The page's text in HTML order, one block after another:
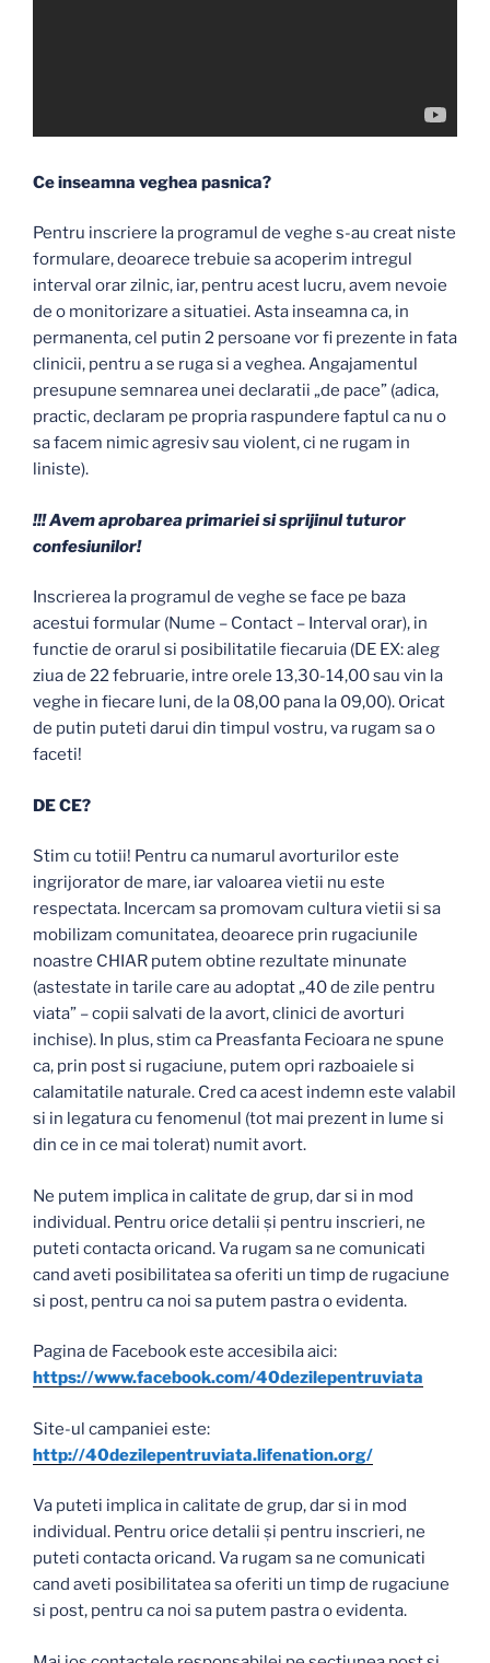
Ce inseamna veghea pasnica?
Pentru inscriere la programul de veghe s-au creat niste
formulare, deoarece trebuie sa acoperim intregul
interval orar zilnic, iar, pentru acest lucru, avem nevoie
de o monitorizare a situatiei. Asta inseamna ca, in
permanenta, cel putin 2 persoane vor fi prezente in fata
clinicii, pentru a se ruga si a veghea. Angajamentul
presupune semnarea unei declaratii „de pace” (adica,
practic, declaram pe propria raspundere faptul ca nu o
sa facem nimic agresiv sau violent, ci ne rugam in
liniste).
!!! Avem aprobarea primariei si sprijinul tuturor
confesiunilor!
Inscrierea la programul de veghe se face pe baza
acestui formular (Nume – Contact – Interval orar), in
functie de orarul si posibilitatile fiecaruia (DE EX: aleg
ziua de 22 februarie, intre orele 13,30-14,00 sau vin la
veghe in fiecare luni, de la 08,00 pana la 09,00). Oricat
de putin puteti darui din timpul vostru, va rugam sa o
faceti!
DE CE?
Stim cu totii! Pentru ca numarul avorturilor este
ingrijorator de mare, iar valoarea vietii nu este
respectata. Incercam sa promovam cultura vietii si sa
mobilizam comunitatea, deoarece prin rugaciunile
noastre CHIAR putem obtine rezultate minunate
(astestate in tarile care au adoptat „40 de zile pentru
viata” – copii salvati de la avort, clinici de avorturi
inchise). In plus, stim ca Preasfanta Fecioara ne spune
ca, prin post si rugaciune, putem opri razboaiele si
calamitatile naturale. Cred ca acest indemn este valabil
si in legatura cu fenomenul (tot mai prezent in lume si
din ce in ce mai tolerat) numit avort.
Ne putem implica in calitate de grup, dar si in mod
individual. Pentru orice detalii și pentru inscrieri, ne
puteti contacta oricand. Va rugam sa ne comunicati
cand aveti posibilitatea sa oferiti un timp de rugaciune
si post, pentru ca noi sa putem pastra o evidenta.
Pagina de Facebook este accesibila aici:
https://www.facebook.com/40dezilepentruviata
Site-ul campaniei este:
http://40dezilepentruviata.lifenation.org/
Va puteti implica in calitate de grup, dar si in mod
individual. Pentru orice detalii și pentru inscrieri, ne
puteti contacta oricand. Va rugam sa ne comunicati
cand aveti posibilitatea sa oferiti un timp de rugaciune
si post, pentru ca noi sa putem pastra o evidenta.